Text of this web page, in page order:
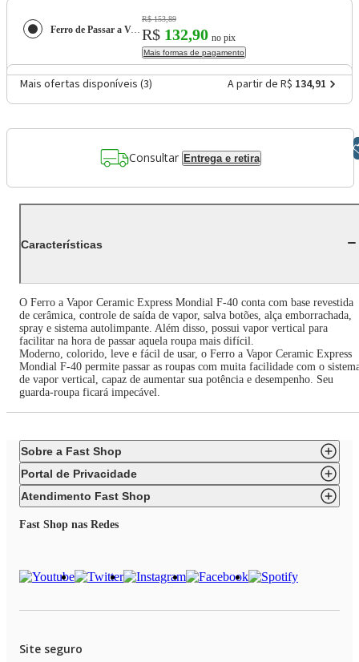
Ferro de Passar a Vapor Mondial Ceramic Express F-40 com Spray e Base Cerâmica - Branco/Roxo
R$ 153,89
R$ 132,90 no pix
Mais formas de pagamento
Mais ofertas disponíveis (3) A partir de R$ 134,91
Consultar Entrega e retira
Características
O Ferro a Vapor Ceramic Express Mondial F-40 conta com base revestida
de cerâmica, controle de saída de vapor, salva botões, alça emborrachada,
spray e sistema autolimpante. Além disso, possui vapor vertical para
facilitar na hora de passar aquela roupa mais difícil.
Moderno, colorido, leve e fácil de usar, o Ferro a Vapor Ceramic Express
Mondial F-40 permite passar as roupas com muita facilidade com o
de vapor vertical, capaz de aumentar sua potência e desempenho. Seu
guarda-roupa ficará impecável.
Sobre a Fast Shop
Portal de Privacidade
Atendimento Fast Shop
Fast Shop nas Redes
Site seguro